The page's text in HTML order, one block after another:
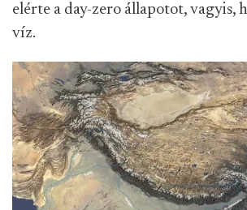
elérte a day-zero állapotot, vagyis,
víz.